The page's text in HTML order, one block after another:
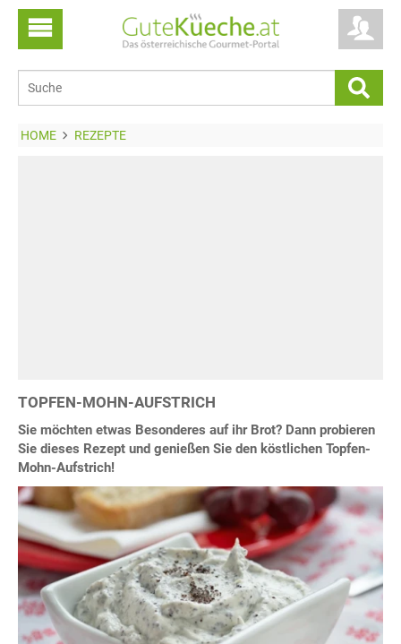
HOME REZEPTE
TOPFEN-MOHN-AUFSTRICH
Sie möchten etwas Besonderes auf ihr Brot? Dann probieren
Sie dieses Rezept und genießen Sie den köstlichen Topfen-
Mohn-Aufstrich!